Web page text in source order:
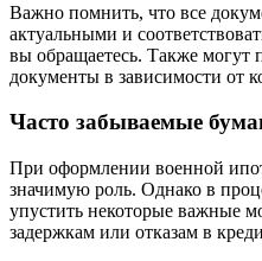
Важно помнить, что все
актуальными и
вы обращаетесь. Также могут
документы в зависимости от
Часто забываемые
При оформлении военной
значимую роль. Однако в
упустить некоторые важные
задержкам или отказам в